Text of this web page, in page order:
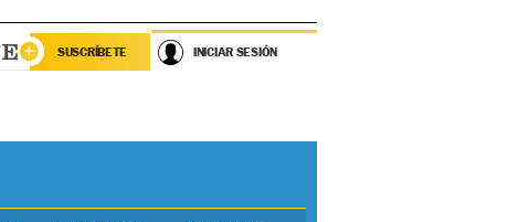
SUSCRÍBETE INICIAR SESIÓN